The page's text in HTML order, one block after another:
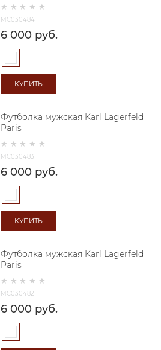
MC030484
6 000 руб.
КУПИТЬ
MC030483
Футболка мужская Karl Lagerfeld
Paris
6 000 руб.
КУПИТЬ
MC030482
Футболка мужская Karl Lagerfeld
Paris
6 000 руб.